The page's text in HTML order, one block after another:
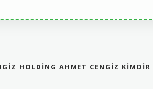
HOLDING AHMET CENGIZ KIMDIR